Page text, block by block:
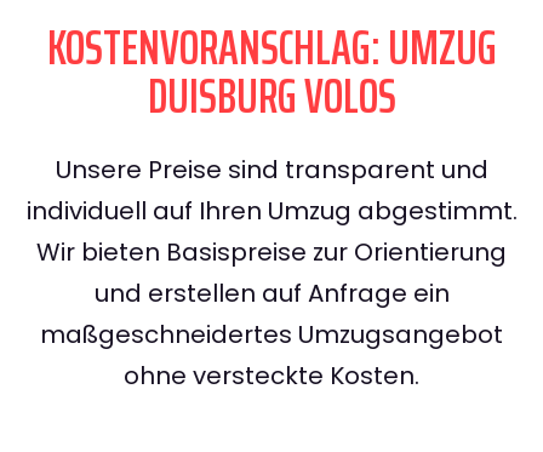
KOSTENVORANSCHLAG: UMZUG
DUISBURG VOLOS
Unsere Preise sind transparent und
individuell auf Ihren Umzug abgestimmt.
Wir bieten Basispreise zur Orientierung
und erstellen auf Anfrage ein
maßgeschneidertes Umzugsangebot
ohne versteckte Kosten.